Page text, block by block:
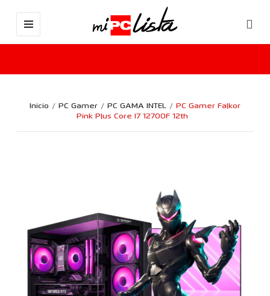
Inicio PC Gamer PC GAMA INTEL
PC Gamer Falkor
Pink Plus Core I7 12700F 12th